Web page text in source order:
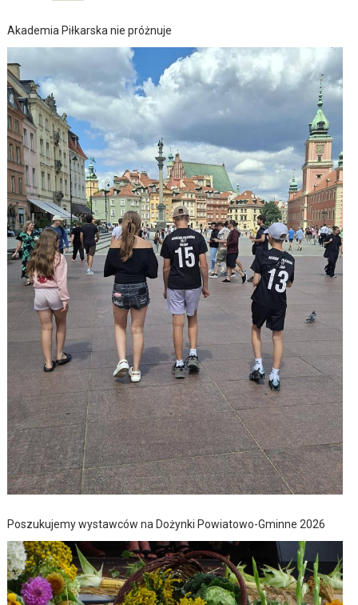
Akademia Piłkarska nie próżnuje
Poszukujemy wystawców na Dożynki Powiatowo-Gminne 2026